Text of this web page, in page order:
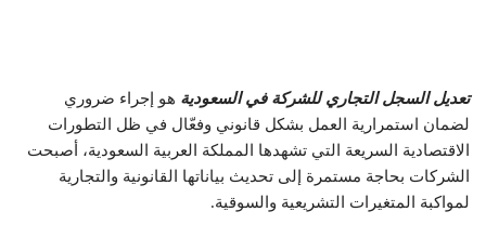
تعديل السجل التجاري للشركة في السعودية هو إجراء ضروري
لضمان استمرارية العمل بشكل قانوني وفعّال في ظل التطورات
الاقتصادية السريعة التي تشهدها المملكة العربية السعودية، أصبحت
الشركات بحاجة مستمرة إلى تحديث بياناتها القانونية والتجارية
لمواكبة المتغيرات التشريعية والسوقية.